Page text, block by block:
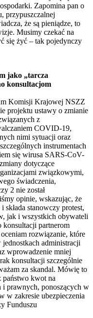
Zapomina pan o
przypuszczalnej
że są pieniądze, to
Musimy czekać na
się żyć – tak pojedynczy
jako „tarcza
konsultacjom
Komisji Krajowej NSZZ
projektu ustawy o zmianie
z
COVID-19,
nimi sytuacji oraz
instrumentach
się wirusa SARS-CoV-
dotyczące
związkowymi,
świadczenia,
2 nie został
opinie, wskazując, że
stanowczy protest,
jak i wszystkich obywateli
konsultacji partnerom
rozwiązanie, które
administracji
wprowadzenie mniej
konsultacji szczególnie
za skandal. Mówię to
państwo kwot na
i prawnych, ponoszących w
w zakresie ubezpieczenia
Funduszu